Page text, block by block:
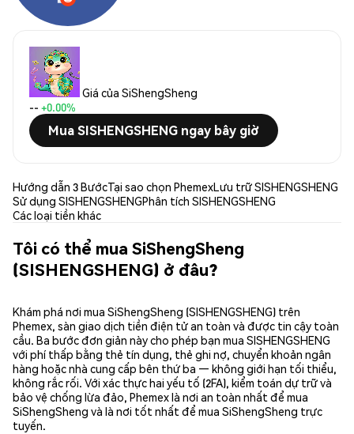
Giá của SiShengSheng
-- +0.00%
Mua SISHENGSHENG ngay bây giờ
Hướng dẫn 3 BướcTại sao chọn PhemexLưu trữ SISHENGSHENG
Sử dụng SISHENGSHENGPhân tích SISHENGSHENG
Các loại tiền khác
Tôi có thể mua SiShengSheng
(SISHENGSHENG) ở đâu?
Khám phá nơi mua SiShengSheng (SISHENGSHENG) trên
Phemex, sàn giao dịch tiền điện tử an toàn và được tin cậy toàn
cầu. Ba bước đơn giản này cho phép bạn mua SISHENGSHENG
với phí thấp bằng thẻ tín dụng, thẻ ghi nợ, chuyển khoản ngân
hàng hoặc nhà cung cấp bên thứ ba — không giới hạn tối thiểu,
không rắc rối. Với xác thực hai yếu tố (2FA), kiểm toán dự trữ và
bảo vệ chống lừa đảo, Phemex là nơi an toàn nhất để mua
SiShengSheng và là nơi tốt nhất để mua SiShengSheng trực
tuyến.